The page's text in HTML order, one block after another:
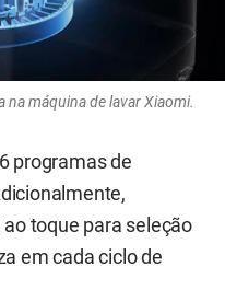
máquina de lavar Xiaomi.
programas de
toque para seleção
em cada ciclo de